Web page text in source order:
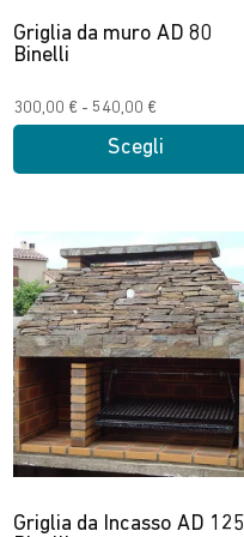
pagina
del
Griglia da muro AD 80
Binelli
300,00 € - 540,00 €
di
300,00 €
a
540,00 €
Scegli
ha
più
varianti.
Le
opzioni
possono
essere
scelte
pagina
Griglia da Incasso AD 125